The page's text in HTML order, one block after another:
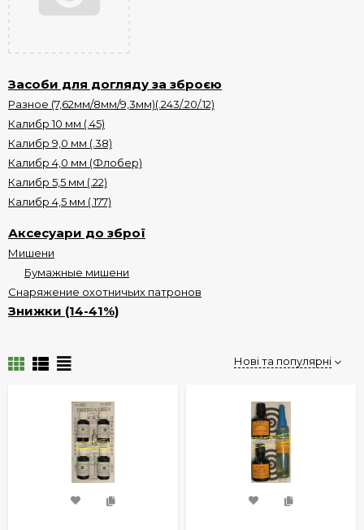
Засоби для догляду за зброєю
Разное (7,62мм/8мм/9,3мм)(.243/.20/.12)
Калибр 10 мм (.45)
Калибр 9,0 мм (.38)
Калибр 4,0 мм (Флобер)
Калибр 5,5 мм (.22)
Калибр 4,5 мм (.177)
Аксесуари до зброї
Мишени
Бумажные мишени
Cнаряжение охотничьих патронов
Знижки (14-41%)
Нові та популярні